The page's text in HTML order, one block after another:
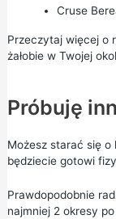
Cruse
Przeczytaj więcej o
żałobie w Twojej
Próbuję
Możesz starać się
będziecie gotowi
Prawdopodobnie
najmniej 2 okresy